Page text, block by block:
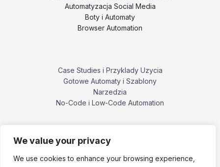
We value your privacy
We use cookies to enhance your browsing experience,
Automatyzacja Social Media
Boty i Automaty
Browser Automation
Case Studies i Przyklady Uzycia
Gotowe Automaty i Szablony
Narzedzia
No-Code i Low-Code Automation
Poradniki i Tutoriale
Porownania i Alternatywy Narzedzi